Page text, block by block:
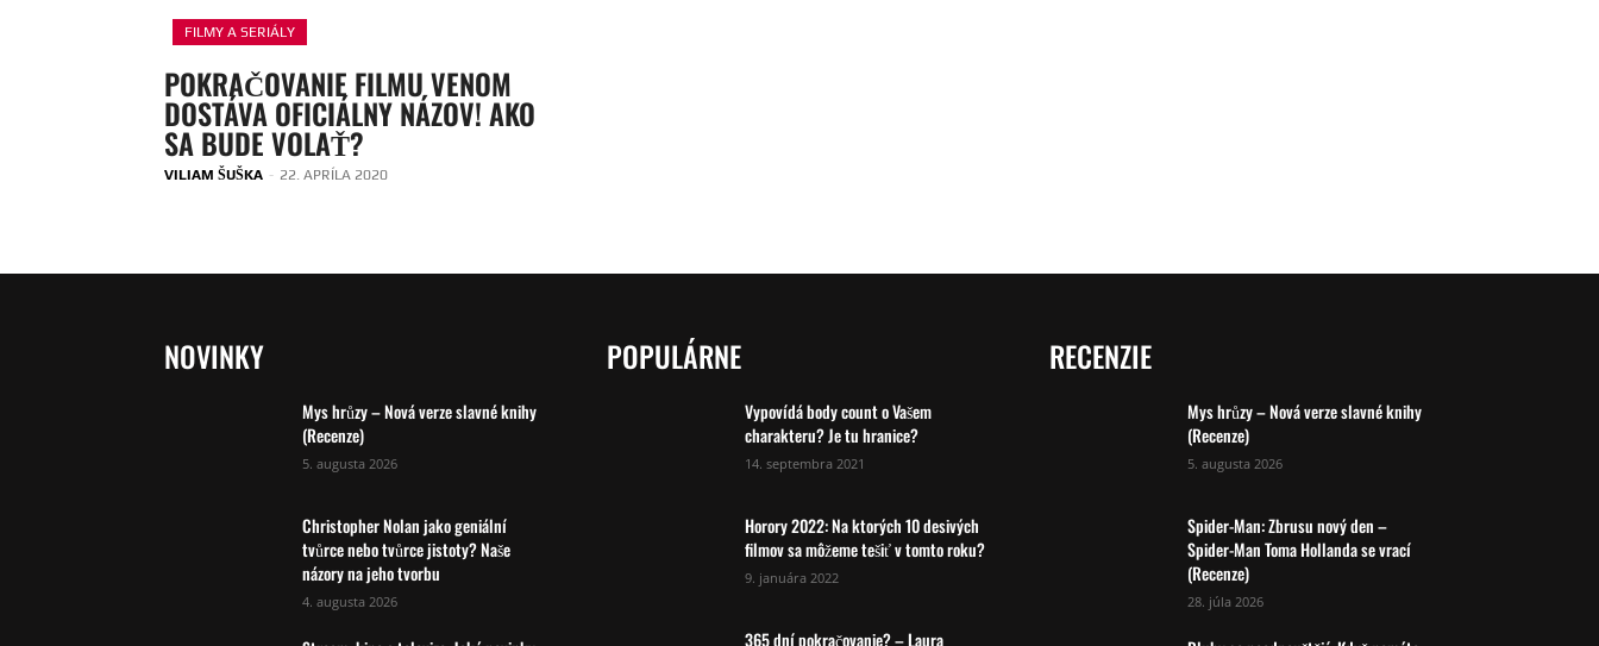
FILMY A SERIÁLY
POKRAČOVANIE FILMU VENOM
DOSTÁVA OFICIÁLNY NÁZOV! AKO
SA BUDE VOLAŤ?
VILIAM ŠUŠKA - 22. APRÍLA 2020
NOVINKY
Mys hrůzy – Nová verze slavné knihy
(Recenze)
5. augusta 2026
Christopher Nolan jako geniální
tvůrce nebo tvůrce jistoty? Naše
názory na jeho tvorbu
4. augusta 2026
POPULÁRNE
Vypovídá body count o Vašem
charakteru? Je tu hranice?
14. septembra 2021
Horory 2022: Na ktorých 10 desivých
filmov sa môžeme tešiť v tomto roku?
9. januára 2022
365 dní pokračovanie? – Laura
RECENZIE
Mys hrůzy – Nová verze slavné knihy
(Recenze)
5. augusta 2026
Spider-Man: Zbrusu nový den –
Spider-Man Toma Hollanda se vrací
(Recenze)
28. júla 2026